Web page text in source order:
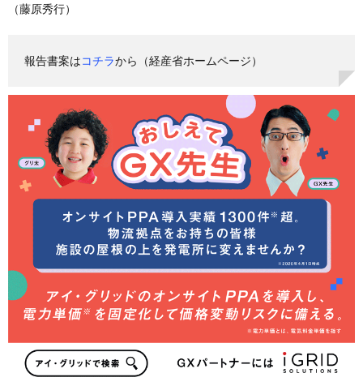
（藤原秀行）
報告書案はコチラから（経産省ホームページ）